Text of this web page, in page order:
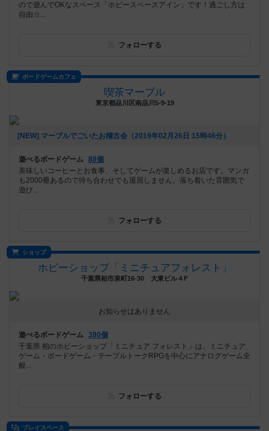
ので遊んでOKなスペース「ホビースペースアイン」です！過ごし方は
自由☆...
フォローする
ボードゲームカフェ
喫茶マーブル
東京都品川区南品川5-9-19
[NEW] マーブルでごいたお稽古会（2019年02月26日 15時46分）
遊べるボードゲーム 88個
美味しいコーヒーとお食事、そしてゲームが楽しめるお店です。マンガ
も2000冊あるので待ち合わせでも退屈しません。落ち着いた雰囲気で
遊び...
フォローする
ショップ
ホビーショップ「ミニチュアフォレスト」
千葉県柏市泉町16-30 大東ビル４F
お知らせはありません
遊べるボードゲーム 380個
千葉県 柏のホビーショップ「ミニチュア フォレスト」は、ミニチュア
ゲーム・ボードゲーム・テーブルトークRPGを中心にアナログゲーム全
般...
フォローする
プレイスペース